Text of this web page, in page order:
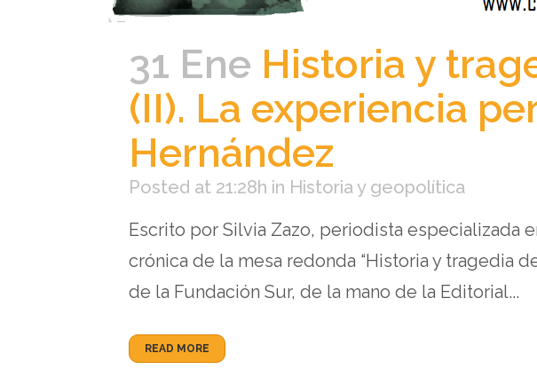
31 Ene Historia y
(II). La experiencia
Hernández
Posted at 21:28h in Historia y geopolítica
Escrito por Silvia Zazo, periodista especializada
crónica de la mesa redonda “Historia y tragedia
de la Fundación Sur, de la mano de la Editorial...
READ MORE